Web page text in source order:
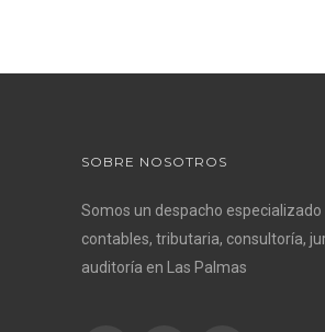
SOBRE NOSOTROS
Somos un despacho especializado
contables, tributaria, consultoría,
auditoría en Las Palmas